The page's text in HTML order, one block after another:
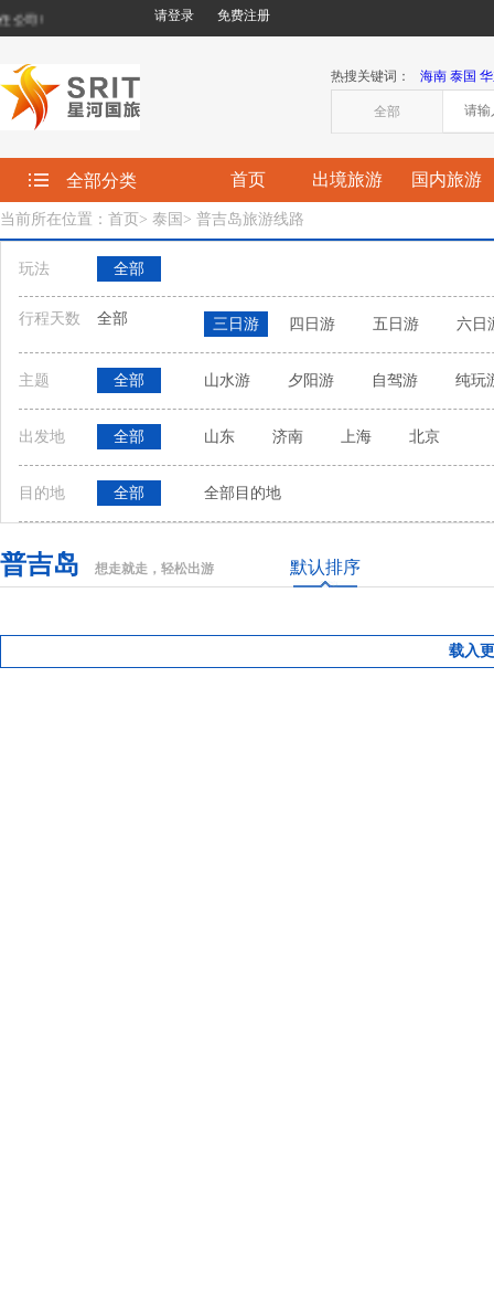
司! 请登录 免费注册
热搜关键词： 海南 泰国
全部
全部分类 首页 出境旅游 国内旅游
当前所在位置：首页 > 泰国 > 普吉岛旅游线路
玩法 全部
行程天数 全部 三日游 四日游 五日游 六日
主题 全部 山水游 夕阳游 自驾游 纯玩
出发地 全部 山东 济南 上海 北京
目的地 全部 全部目的地
普吉岛 想走就走，轻松出游 默认排序
载入